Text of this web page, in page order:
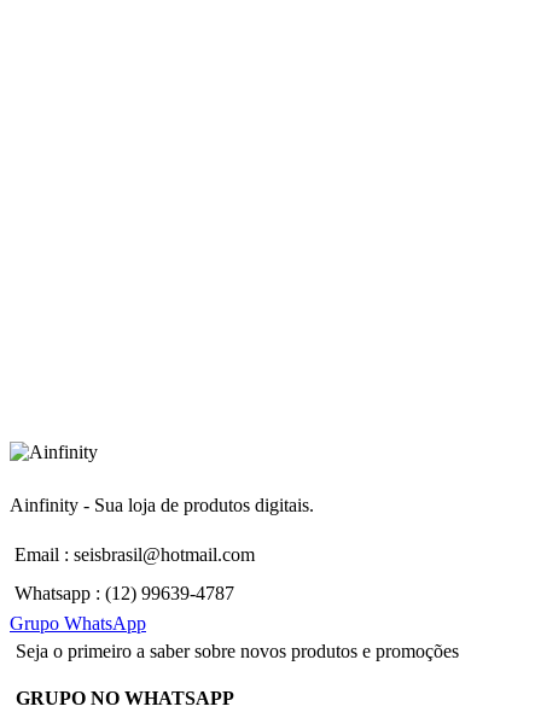
Ainfinity - Sua loja de produtos digitais.
Email : seisbrasil@hotmail.com
Whatsapp : (12) 99639-4787
Grupo WhatsApp
Seja o primeiro a saber sobre novos produtos e promoções
GRUPO NO WHATSAPP